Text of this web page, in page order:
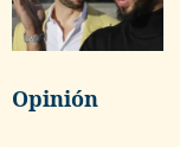
Opinión